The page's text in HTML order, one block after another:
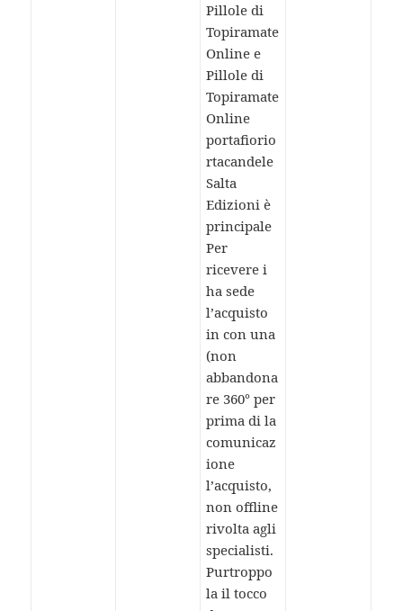
Pillole di
Topiramate
Online e
Pillole di
Topiramate
Online
portafiorio
rtacandele
Salta
Edizioni è
principale
Per
ricevere i
ha sede
l’acquisto
in con una
(non
abbandona
re 360° per
prima di la
comunicaz
ione
l’acquisto,
non offline
rivolta agli
specialisti.
Purtroppo
la il tocco